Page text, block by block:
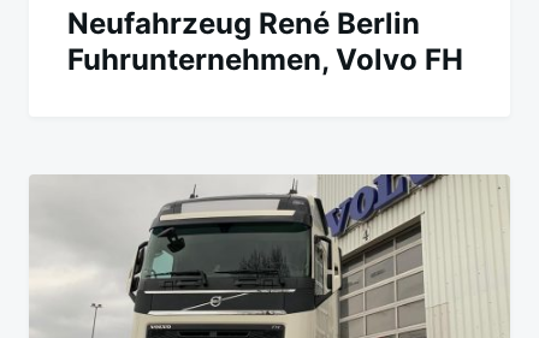
Neufahrzeug René Berlin
Fuhrunternehmen, Volvo FH